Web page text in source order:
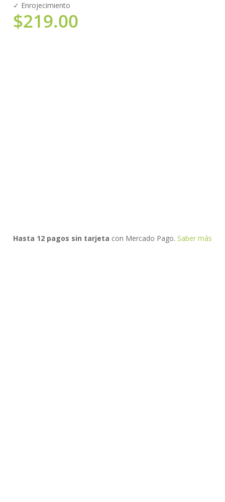
✓ Enrojecimiento
$219.00
Hasta 12 pagos sin tarjeta con Mercado Pago. Saber más